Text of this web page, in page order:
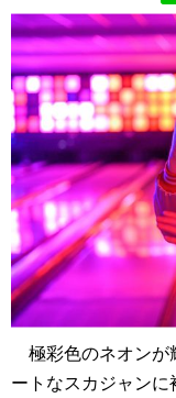
極彩色のネオンが
ートなスカジャンに